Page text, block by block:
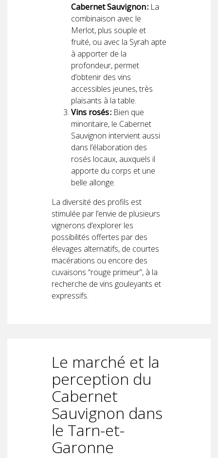
Cabernet Sauvignon : La
combinaison avec le
Merlot, plus souple et
fruité, ou avec la Syrah apte
à apporter de la
profondeur, permet
d’obtenir des vins
accessibles jeunes, très
plaisants à la table.
Vins rosés : Bien que
minoritaire, le Cabernet
Sauvignon intervient aussi
dans l’élaboration des
rosés locaux, auxquels il
apporte du corps et une
belle allonge.
La diversité des profils est
stimulée par l’envie de plusieurs
vignerons d’explorer les
possibilités offertes par des
élevages alternatifs, de courtes
macérations ou encore des
cuvaisons “rouge primeur”, à la
recherche de vins gouleyants et
expressifs.
Le marché et la
perception du
Cabernet
Sauvignon dans
le Tarn-et-
Garonne